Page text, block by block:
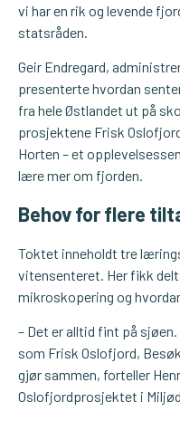
vi har en rik og levende
statsråden.
Geir Endregard,
presenterte hvordan
fra hele Østlandet ut på
prosjektene Frisk
Horten – et
lære mer om fjorden.
Behov for flere
Toktet inneholdt tre
vitensenteret. Her fikk
mikroskopering og
– Det er alltid fint på
som Frisk Oslofjord,
gjør sammen, forteller
Oslofjordprosjektet i